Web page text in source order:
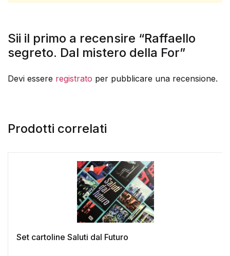
Sii il primo a recensire “Raffaello
segreto. Dal mistero della For”
Devi essere registrato per pubblicare una recensione.
Prodotti correlati
Set cartoline Saluti dal Futuro